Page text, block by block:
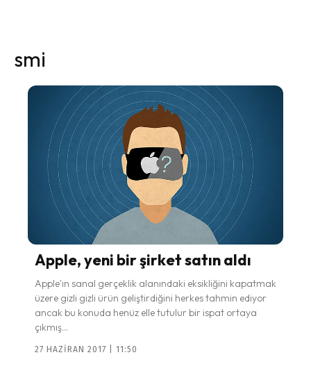
smi
Apple, yeni bir şirket satın aldı
Apple'ın sanal gerçeklik alanındaki eksikliğini kapatmak
üzere gizli gizli ürün geliştirdiğini herkes tahmin ediyor
ancak bu konuda henüz elle tutulur bir ispat ortaya
çıkmış...
27 HAZIRAN 2017 | 11:50